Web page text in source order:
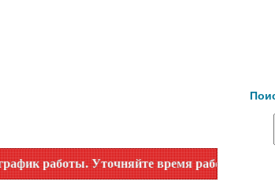
время работы по номеру телефона или на